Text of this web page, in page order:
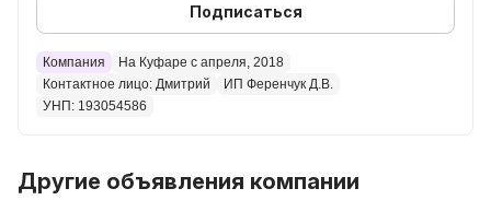
Подписаться
Компания
На Куфаре с апреля, 2018
Контактное лицо: Дмитpий
ИП Фepeнчук Д.В.
УНП: 193054586
Другие объявления компании